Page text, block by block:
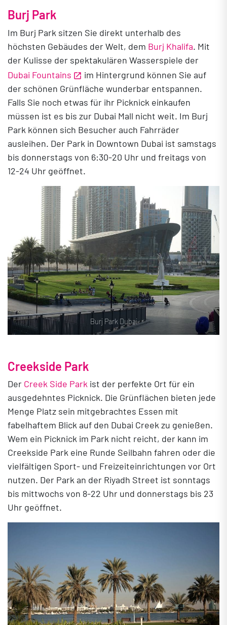
Burj Park
Im Burj Park sitzen Sie direkt unterhalb des
höchsten Gebäudes der Welt, dem Burj Khalifa. Mit
der Kulisse der spektakulären Wasserspiele der
Dubai Fountains
im Hintergrund können Sie auf
der schönen Grünfläche wunderbar entspannen.
Falls Sie noch etwas für ihr Picknick einkaufen
müssen ist es bis zur Dubai Mall nicht weit. Im Burj
Park können sich Besucher auch Fahrräder
ausleihen. Der Park in Downtown Dubai ist samstags
bis donnerstags von 6:30-20 Uhr und freitags von
12-24 Uhr geöffnet.
Burj Park Dubai
Creekside Park
Der Creek Side Park ist der perfekte Ort für ein
ausgedehntes Picknick. Die Grünflächen bieten jede
Menge Platz sein mitgebrachtes Essen mit
fabelhaftem Blick auf den Dubai Creek zu genießen.
Wem ein Picknick im Park nicht reicht, der kann im
Creekside Park eine Runde Seilbahn fahren oder die
vielfältigen Sport- und Freizeiteinrichtungen vor Ort
nutzen. Der Park an der Riyadh Street ist sonntags
bis mittwochs von 8-22 Uhr und donnerstags bis 23
Uhr geöffnet.